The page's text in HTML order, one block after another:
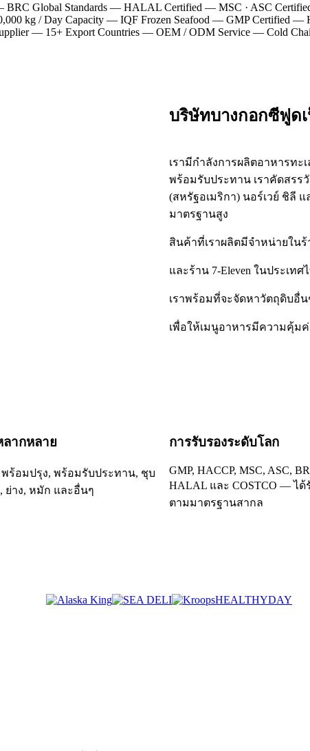
BRC Global Standards — HALAL Certified — MSC · ASC
kg / Day Capacity — IQF Frozen Seafood — GMP Certified —
— 15+ Export Countries — OEM / ODM Service — Cold
บริษัทบางกอกซีฟูด
เรามีกำลังการผลิตอาหารทะ
พร้อมรับประทาน เราคัดสร
(สหรัฐอเมริกา) นอร์เวย์ ชิลี
มาตรฐานสูง
สินค้าที่เราผลิตมีจำหน่ายในร้
และร้าน 7-Eleven ในประเทศ
เราพร้อมที่จะจัดหาวัตถุดิบอื่
เพื่อให้เมนูอาหารมีความคุ้ม
ากหลาย
ร้อมปรุง, พร้อมรับประทาน, ชุบ
ย่าง, หมัก และอื่นๆ
การรับรองระดับโลก
GMP, HACCP, MSC, ASC,
HALAL และ COSTCO — ไ
ตามมาตรฐานสากล
HEALTHYDAY